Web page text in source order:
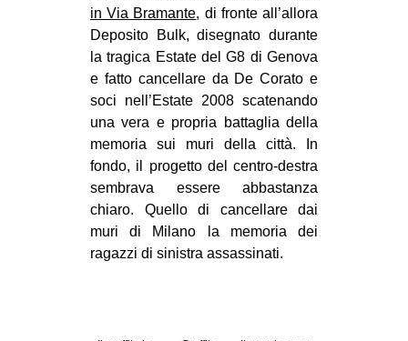
in Via Bramante, di fronte all’allora
Deposito Bulk, disegnato durante
la tragica Estate del G8 di Genova
e fatto cancellare da De Corato e
soci nell’Estate 2008 scatenando
una vera e propria battaglia della
memoria sui muri della città. In
fondo, il progetto del centro-destra
sembrava essere abbastanza
chiaro. Quello di cancellare dai
muri di Milano la memoria dei
ragazzi di sinistra assassinati.